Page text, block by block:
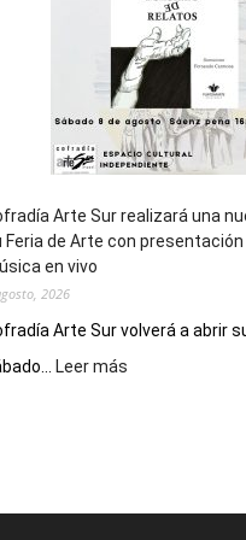
Arte Sur realizará una
Feria de Arte con presentación
en vivo
2026
Arte Sur volverá a abrir
Leer más
nueva